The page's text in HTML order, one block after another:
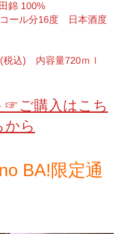
錦 100%
ール分16度 日本酒度
込) 内容量720ｍｌ
☞ご購入はこち
から
BA!限定通